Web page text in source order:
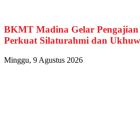
BKMT Madina Gelar
Perkuat Silaturahmi dan
Minggu, 9 Agustus 2026